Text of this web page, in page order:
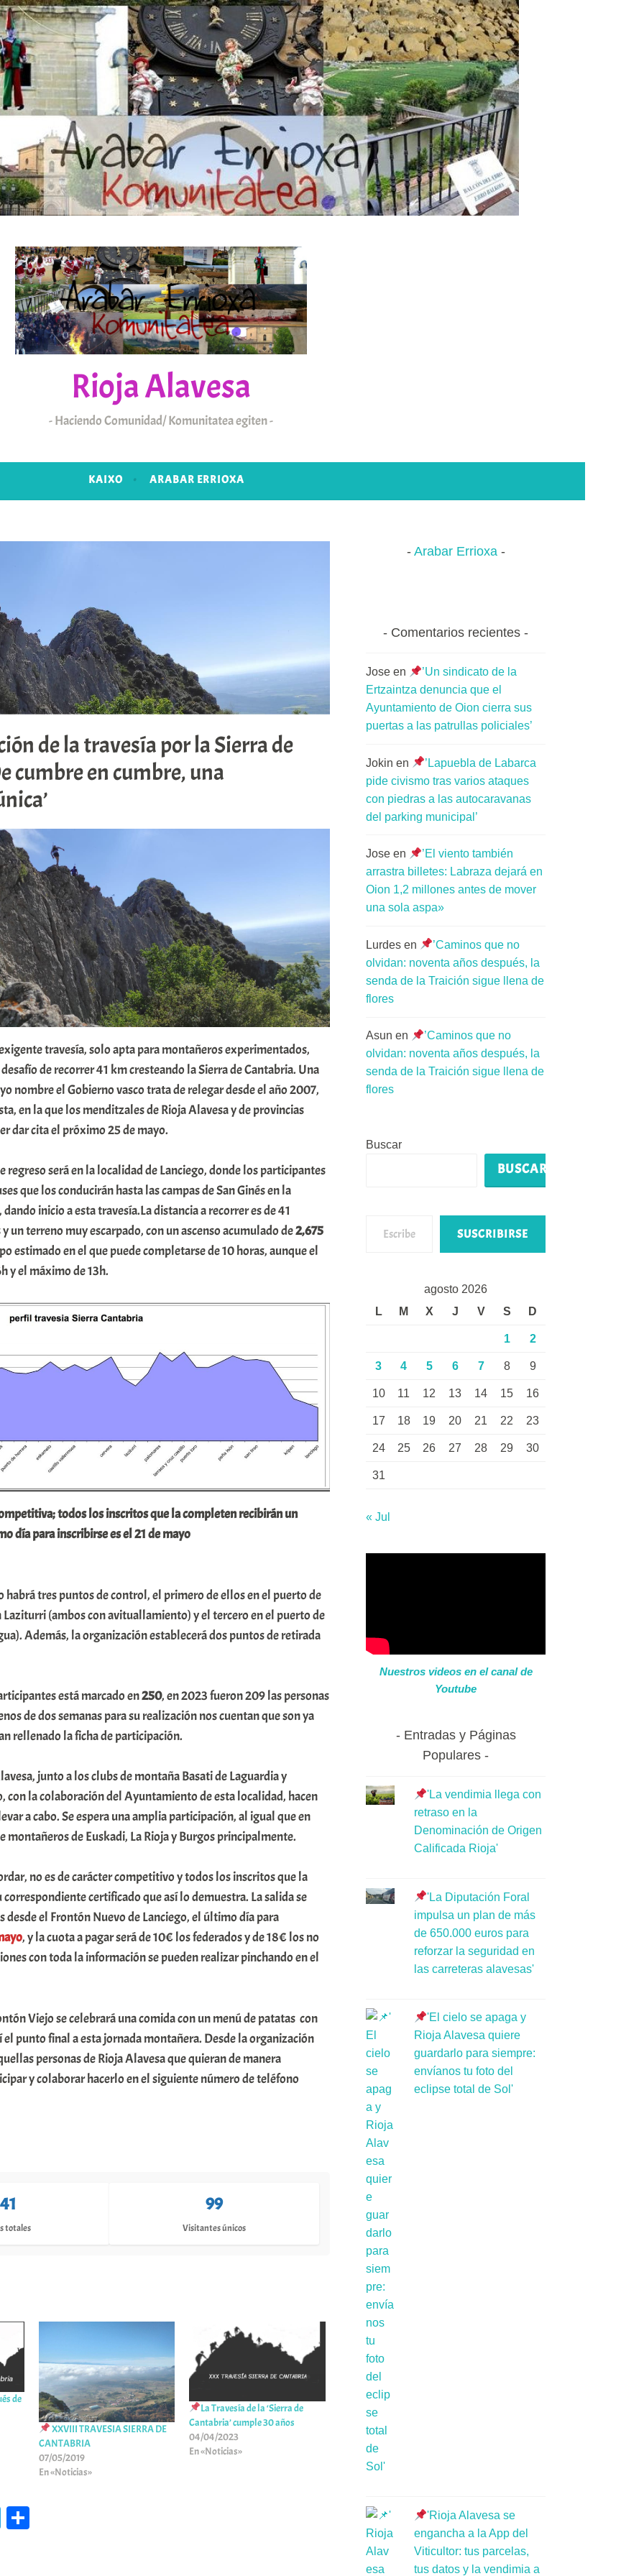
Rioja Alavesa
Haciendo Comunidad/ Komunitatea egiten
KAIXO ARABAR ERRIOXA
de la travesía por la Sierra de
cumbre en cumbre, una
travesía, solo apta para montañeros experimentados,
de recorrer 41 km cresteando la Sierra de Cantabria. Una
nombre el Gobierno vasco trata de relegar desde el año 2007,
en la que los menditzales de Rioja Alavesa y de provincias
dar cita el próximo 25 de mayo.
regreso será en la localidad de Lanciego, donde los participantes
que los conducirán hasta las campas de San Ginés en la
inicio a esta travesía.La distancia a recorrer es de 41
un terreno muy escarpado, con un ascenso acumulado de2,675
estimado en el que puede completarse de 10 horas, aunque el
y el máximo de 13h.
todos los inscritos que la completen recibirán un
día para inscribirse es el 21 de mayo
tres puntos de control, el primero de ellos en el puerto de
Laziturri (ambos con avituallamiento) y el tercero en el puerto de
Además, la organización establecerá dos puntos de retirada
está marcado en250, en 2023 fueron 209 las personas
de dos semanas para su realización nos cuentan que son ya
rellenado la ficha de participación.
junto a los clubs de montaña Basati de Laguardia y
con la colaboración del Ayuntamiento de esta localidad, hacen
a cabo. Se espera una amplia participación, al igual que en
montañeros de Euskadi, La Rioja y Burgos principalmente.
no es de carácter competitivo y todos los inscritos que la
certificado que así lo demuestra. La salida se
desde el Frontón Nuevo de Lanciego, el último día para
, y la cuota a pagar será de 10€ los federados y de 18€ los no
con toda la información se pueden realizar pinchando en el
Viejo se celebrará una comida con un menú de patatas con
punto final a esta jornada montañera. Desde la organización
personas de Rioja Alavesa que quieran de manera
y colaborar hacerlo en el siguiente número de teléfono
totales
99
Visitantes únicos
de
XXVIII TRAVESIA SIERRA DE
CANTABRIA
07/05/2019
En «Noticias»
La Travesía de la ‘Sierra de
Cantabria’ cumple 30 años
04/04/2023
En «Noticias»
Te
Arabar Errioxa
Comentarios recientes
Jose en
’Un sindicato de la
Ertzaintza denuncia que el
Ayuntamiento de Oion cierra sus
puertas a las patrullas policiales’
Jokin en
’Lapuebla de Labarca
pide civismo tras varios ataques
con piedras a las autocaravanas
del parking municipal’
Jose en
’El viento también
arrastra billetes: Labraza dejará en
Oion 1,2 millones antes de mover
una sola aspa»
Lurdes en
’Caminos que no
olvidan: noventa años después, la
senda de la Traición sigue llena de
flores
Asun en
’Caminos que no
olvidan: noventa años después, la
senda de la Traición sigue llena de
flores
Buscar
BUSCAR
SUSCRIBIRSE
agosto 2026
L
M X J V S D
1 2
3 4 5 6 7 8 9
10 11 12 13 14 15 16
17 18 19 20 21 22 23
24 25 26 27 28 29 30
31
« Jul
Nuestros videos en el canal de
Youtube
Entradas y Páginas
Populares
'La vendimia llega con
retraso en la
Denominación de Origen
Calificada Rioja'
'La Diputación Foral
impulsa un plan de más
de 650.000 euros para
reforzar la seguridad en
las carreteras alavesas'
'El cielo se apaga y
Rioja Alavesa quiere
guardarlo para siempre:
envíanos tu foto del
eclipse total de Sol'
'Rioja Alavesa se
engancha a la App del
Viticultor: tus parcelas,
tus datos y la vendimia a